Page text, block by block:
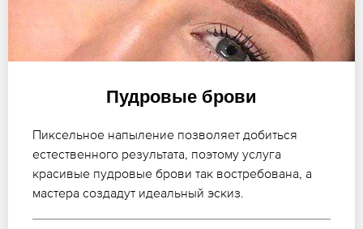
Пудровые брови
Пиксельное напыление позволяет добиться
естественного результата, поэтому услуга
красивые пудровые брови так востребована, а
мастера создадут идеальный эскиз.